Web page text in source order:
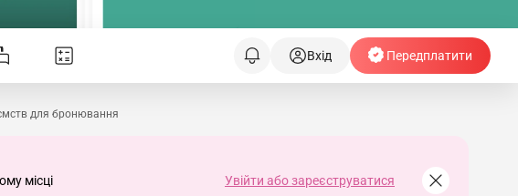
Вхід Передплатити
для бронювання
місці Увійти або зареєструватися